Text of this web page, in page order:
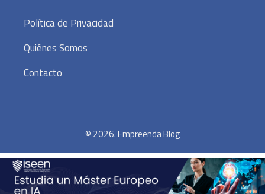
Política de Privacidad
Quiénes Somos
Contacto
© 2026. Empreenda Blog